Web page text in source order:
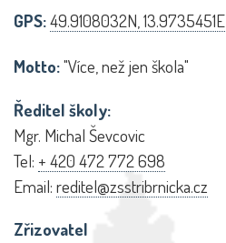
GPS:49.9108032N, 13.9735451E
Motto:"Více, než jen škola"
Ředitel školy:
Mgr. Michal Ševcovic
Tel: + 420 472 772 698
Email: reditel@zsstribrnicka.cz
Zřizovatel